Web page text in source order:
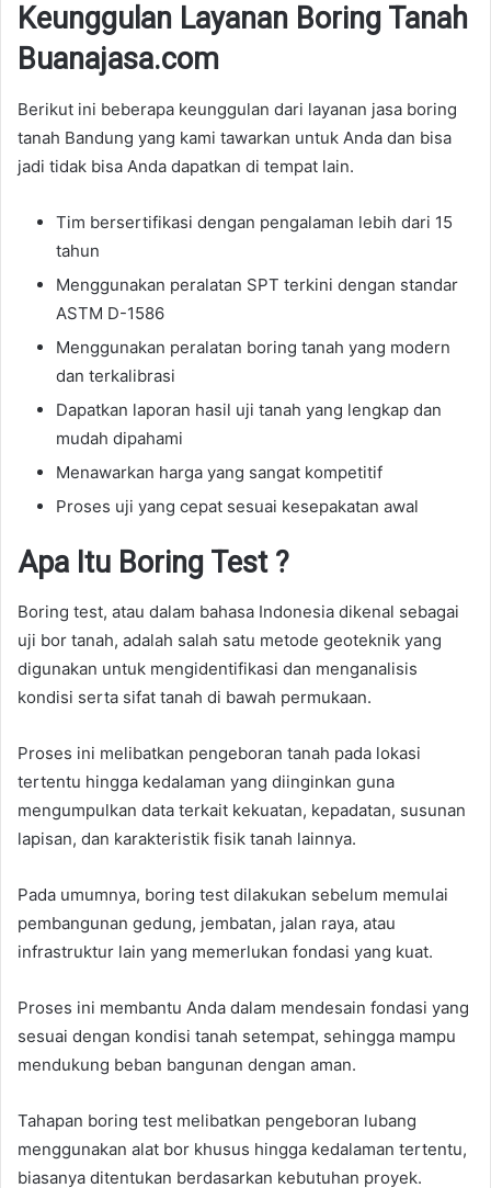
Keunggulan Layanan Boring Tanah
Buanajasa.com
Berikut ini beberapa keunggulan dari layanan jasa boring
tanah Bandung yang kami tawarkan untuk Anda dan bisa
jadi tidak bisa Anda dapatkan di tempat lain.
Tim bersertifikasi dengan pengalaman lebih dari 15
tahun
Menggunakan peralatan SPT terkini dengan standar
ASTM D-1586
Menggunakan peralatan boring tanah yang modern
dan terkalibrasi
Dapatkan laporan hasil uji tanah yang lengkap dan
mudah dipahami
Menawarkan harga yang sangat kompetitif
Proses uji yang cepat sesuai kesepakatan awal
Apa Itu Boring Test ?
Boring test, atau dalam bahasa Indonesia dikenal sebagai
uji bor tanah, adalah salah satu metode geoteknik yang
digunakan untuk mengidentifikasi dan menganalisis
kondisi serta sifat tanah di bawah permukaan.
Proses ini melibatkan pengeboran tanah pada lokasi
tertentu hingga kedalaman yang diinginkan guna
mengumpulkan data terkait kekuatan, kepadatan, susunan
lapisan, dan karakteristik fisik tanah lainnya.
Pada umumnya, boring test dilakukan sebelum memulai
pembangunan gedung, jembatan, jalan raya, atau
infrastruktur lain yang memerlukan fondasi yang kuat.
Proses ini membantu Anda dalam mendesain fondasi yang
sesuai dengan kondisi tanah setempat, sehingga mampu
mendukung beban bangunan dengan aman.
Tahapan boring test melibatkan pengeboran lubang
menggunakan alat bor khusus hingga kedalaman tertentu,
biasanya ditentukan berdasarkan kebutuhan proyek.